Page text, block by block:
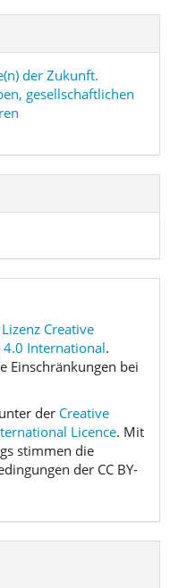
der Zukunft.
gesellschaftlichen
Lizenz Creative
International.
Einschränkungen bei
der Creative
Licence. Mit
stimmen die
der CC BY-